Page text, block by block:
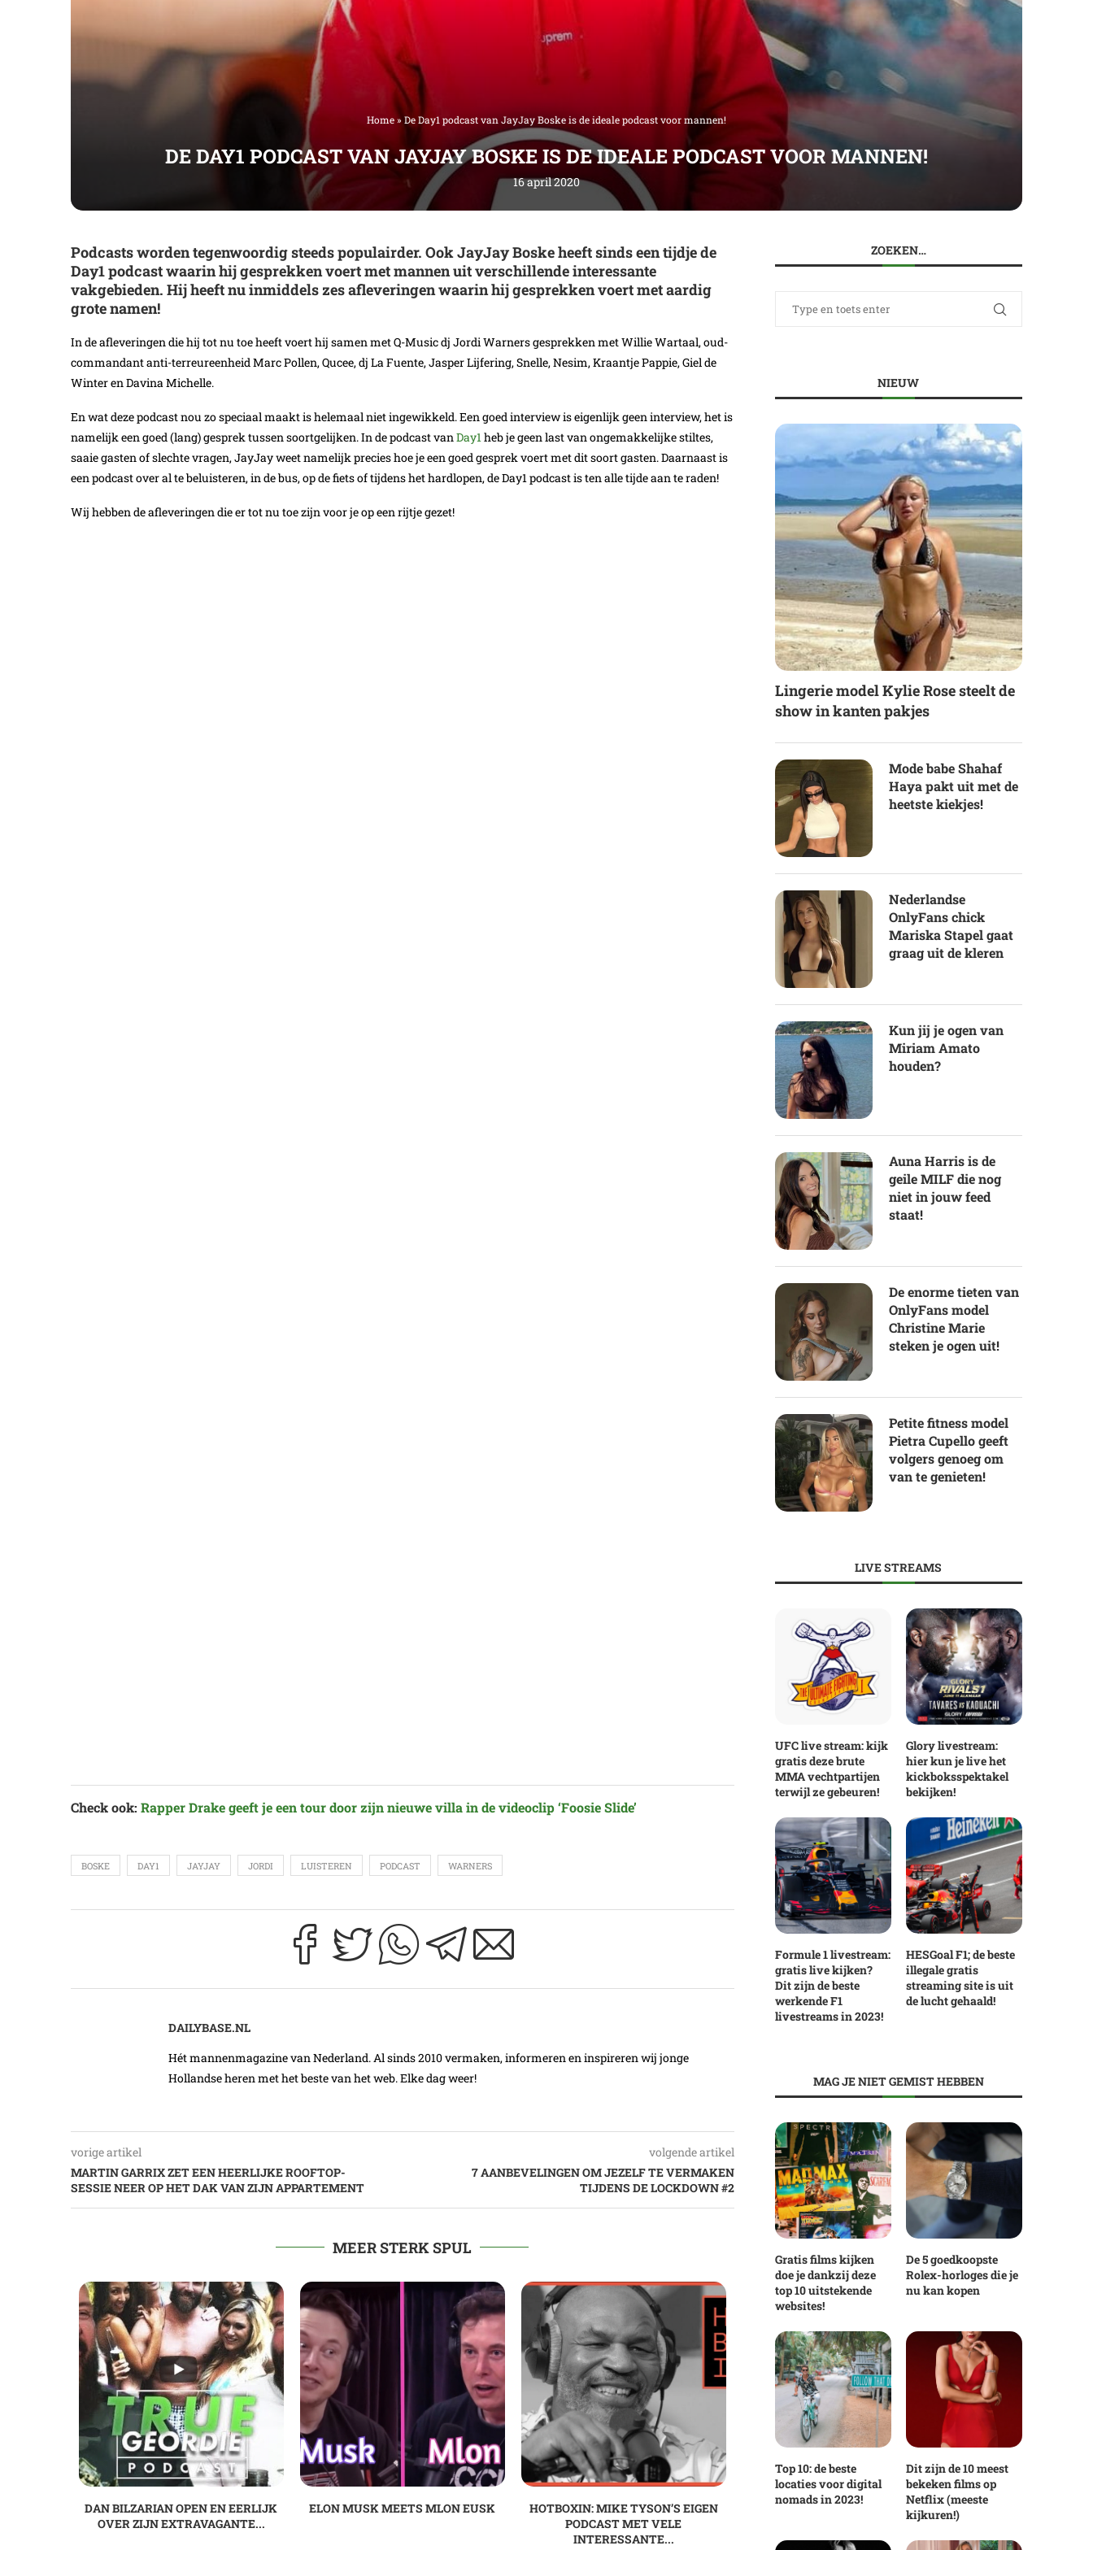
Home»De Day1 podcast van JayJay Boske is de ideale podcast voor mannen!
DE DAY1 PODCAST VAN JAYJAY BOSKE IS DE IDEALE PODCAST VOOR MANNEN!
16 april 2020
Podcasts worden tegenwoordig steeds populairder. Ook JayJay Boske heeft sinds een tijdje de
Day1 podcast waarin hij gesprekken voert met mannen uit verschillende interessante
vakgebieden. Hij heeft nu inmiddels zes afleveringen waarin hij gesprekken voert met aardig
grote namen!
In de afleveringen die hij tot nu toe heeft voert hij samen met Q-Music dj Jordi Warners gesprekken met Willie Wartaal, oud-
commandant anti-terreureenheid Marc Pollen, Qucee, dj La Fuente, Jasper Lijfering, Snelle, Nesim, Kraantje Pappie, Giel de
Winter en Davina Michelle.
En wat deze podcast nou zo speciaal maakt is helemaal niet ingewikkeld. Een goed interview is eigenlijk geen interview, het is
namelijk een goed (lang) gesprek tussen soortgelijken. In de podcast vanDay1heb je geen last van ongemakkelijke stiltes,
saaie gasten of slechte vragen, JayJay weet namelijk precies hoe je een goed gesprek voert met dit soort gasten. Daarnaast is
een podcast over al te beluisteren, in de bus, op de fiets of tijdens het hardlopen, de Day1 podcast is ten alle tijde aan te raden!
Wij hebben de afleveringen die er tot nu toe zijn voor je op een rijtje gezet!
Check ook: Rapper Drake geeft je een tour door zijn nieuwe villa in de videoclip ‘Foosie Slide’
BOSKE DAY1 JAYJAY JORDI LUISTEREN PODCAST WARNERS
DAILYBASE.NL
Hét mannenmagazine van Nederland. Al sinds 2010 vermaken, informeren en inspireren wij jonge
Hollandse heren met het beste van het web. Elke dag weer!
vorige artikel
MARTIN GARRIX ZET EEN HEERLIJKE ROOFTOP-
SESSIE NEER OP HET DAK VAN ZIJN APPARTEMENT
volgende artikel
7 AANBEVELINGEN OM JEZELF TE VERMAKEN
TIJDENS DE LOCKDOWN #2
MEER STERK SPUL
DAN BILZARIAN OPEN EN EERLIJK
OVER ZIJN EXTRAVAGANTE...
ELON MUSK MEETS MLON EUSK
HOTBOXIN: MIKE TYSON’S EIGEN
PODCAST MET VELE
INTERESSANTE...
ZOEKEN…
NIEUW
Lingerie model Kylie Rose steelt de
show in kanten pakjes
Mode babe Shahaf
Haya pakt uit met de
heetste kiekjes!
Nederlandse
OnlyFans chick
Mariska Stapel gaat
graag uit de kleren
Kun jij je ogen van
Miriam Amato
houden?
Auna Harris is de
geile MILF die nog
niet in jouw feed
staat!
De enorme tieten van
OnlyFans model
Christine Marie
steken je ogen uit!
Petite fitness model
Pietra Cupello geeft
volgers genoeg om
van te genieten!
LIVE STREAMS
UFC live stream: kijk
gratis deze brute
MMA vechtpartijen
terwijl ze gebeuren!
Glory livestream:
hier kun je live het
kickboksspektakel
bekijken!
Formule 1 livestream:
gratis live kijken?
Dit zijn de beste
werkende F1
livestreams in 2023!
HESGoal F1; de beste
illegale gratis
streaming site is uit
de lucht gehaald!
MAG JE NIET GEMIST HEBBEN
Gratis films kijken
doe je dankzij deze
top 10 uitstekende
websites!
De 5 goedkoopste
Rolex-horloges die je
nu kan kopen
Top 10: de beste
locaties voor digital
nomads in 2023!
Dit zijn de 10 meest
bekeken films op
Netflix (meeste
kijkuren!)